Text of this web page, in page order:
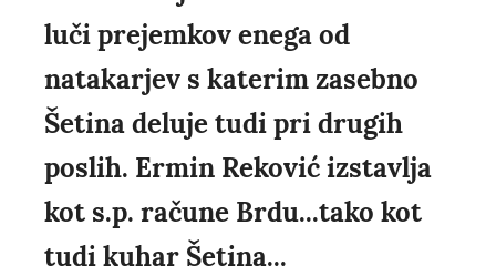
luči prejemkov enega od
natakarjev s katerim zasebno
Šetina deluje tudi pri drugih
poslih. Ermin Reković izstavlja
kot s.p. račune Brdu...tako kot
tudi kuhar Šetina...